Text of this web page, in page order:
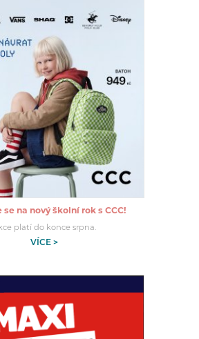
se na nový školní rok s CCC!
platí do konce srpna.
VÍCE >